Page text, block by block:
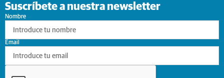
Suscríbete a nuestra newsletter
Nombre
Email